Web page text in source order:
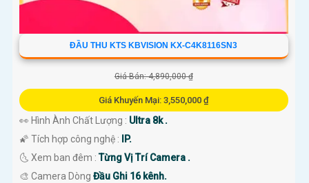
ĐẦU THU KTS KBVISION KX-C4K8116SN3
Giá Bán: 4,890,000 ₫
Giá Khuyến Mại: 3,550,000 ₫
👀 Hình Ành Chất Lượng : Ultra 8k .
🌠 Tích hợp công nghệ :
IP.
🌜 Xem ban đêm :Từng Vị Trí Camera .
🎨 Camera Dòng Đầu Ghi 16 kênh.